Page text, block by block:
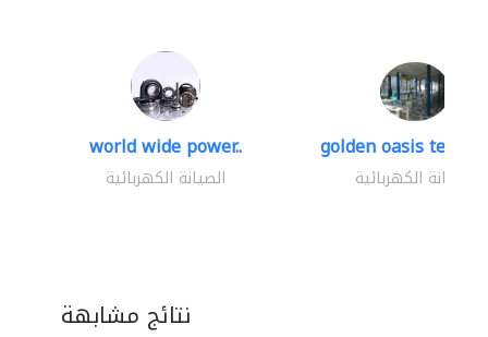
world wide power..
الصيانة الكهربائية
golden oasis
الصيانة الكهربائية
نتائج مشابهة